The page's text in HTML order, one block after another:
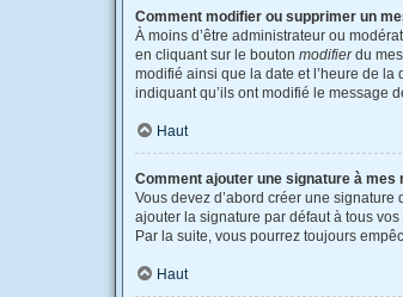
Comment modifier ou supprimer un
À moins d’être administrateur ou
en cliquant sur le bouton modifierdu
modifié ainsi que la date et l’heure de
indiquant qu’ils ont modifié le message
Haut
Comment ajouter une signature à mes
Vous devez d’abord créer une
ajouter la signature par défaut à tous
Par la suite, vous pourrez toujours
Haut